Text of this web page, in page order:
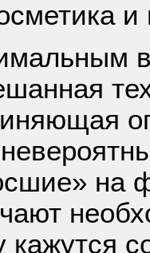
на
кажутся